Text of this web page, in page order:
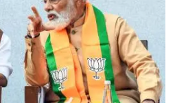
से
बिहार
की
राजनीति
में
हलचल,
BJP